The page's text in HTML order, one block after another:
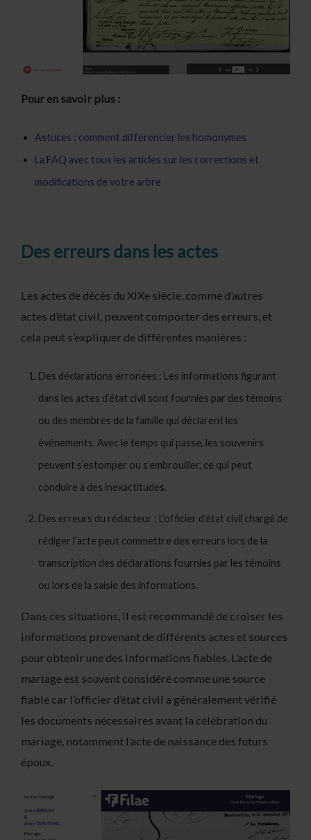
Pour en savoir plus :
Astuces : comment différencier les homonymes
La FAQ avec tous les articles sur les corrections et
modifications de votre arbre
Des erreurs dans les actes
Les actes de décès du XIXe siècle, comme d’autres
actes d’état civil, peuvent comporter des erreurs, et
cela peut s’expliquer de différentes manières :
Des déclarations erronées : Les informations figurant
dans les actes d’état civil sont fournies par des témoins
ou des membres de la famille qui déclarent les
événements. Avec le temps qui passe, les souvenirs
peuvent s’estomper ou s’embrouiller, ce qui peut
conduire à des inexactitudes.
Des erreurs du rédacteur : L’officier d’état civil chargé de
rédiger l’acte peut commettre des erreurs lors de la
transcription des déclarations fournies par les témoins
ou lors de la saisie des informations.
Dans ces situations, il est recommandé de croiser les
informations provenant de différents actes et sources
pour obtenir une des informations fiables. L’acte de
mariage est souvent considéré comme une source
fiable car l’officier d’état civil a généralement vérifié
les documents nécessaires avant la célébration du
mariage, notamment l’acte de naissance des futurs
époux.